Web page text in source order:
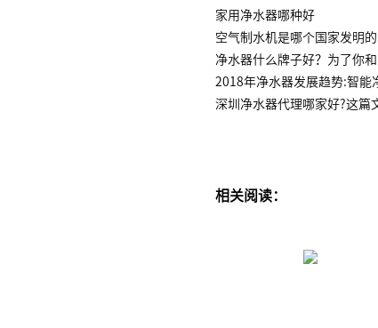
家用净水器哪种好
空气制水机是哪个国家发明的
净水器什么牌子好？为了你
2018年净水器发展趋势:智能
深圳净水器代理哪家好?这篇
相关阅读：